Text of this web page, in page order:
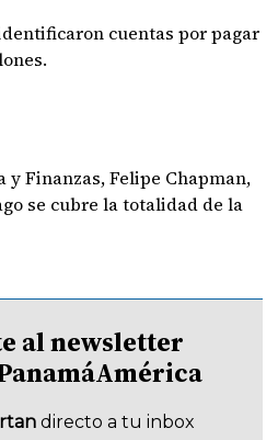
cuentas por pagar
y Finanzas, Felipe Chapman,
se cubre la totalidad de la
al newsletter
directo a tu inbox